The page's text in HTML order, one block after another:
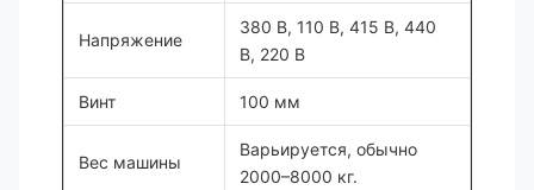
Напряжение
380 В, 110 В, 415 В, 440
В, 220 В
Винт 100 мм
Вес машины
Варьируется, обычно
2000–8000 кг.